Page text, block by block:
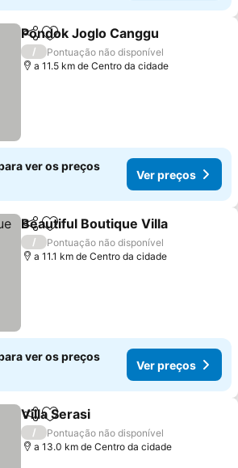
PartilharAdicionar aos favoritos
Pondok Joglo Canggu
/
Pontuação não disponível
a 11.5 km de Centro da cidade
ver os preços
Ver preços
PartilharAdicionar aos favoritos
Beautiful Boutique Villa
/
Pontuação não disponível
a 11.1 km de Centro da cidade
ver os preços
Ver preços
PartilharAdicionar aos favoritos
Villa Serasi
/
Pontuação não disponível
a 13.0 km de Centro da cidade